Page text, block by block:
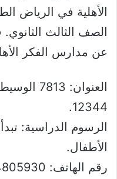
الأهلية في الرياض
الصف الثالث
عن مدارس الفكر
العنوان:
12344.
الأطفال.
رقم الهاتف: 4805930 011.